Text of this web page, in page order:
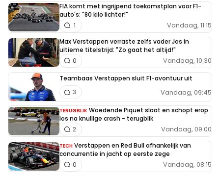
FIA komt met ingrijpend toekomstplan voor F1-
auto's: "80 kilo lichter!"
Vandaag, 11:15
1
Max Verstappen verraste zelfs vader Jos in
ultieme titelstrijd: "Zo gaat het altijd!"
Vandaag, 10:30
0
Teambaas Verstappen sluit F1-avontuur uit
Vandaag, 09:45
3
TERUGBLIK Woedende Piquet slaat en schopt erop
los na knullige crash - terugblik
Vandaag, 09:00
2
TECH Verstappen en Red Bull afhankelijk van
concurrentie in jacht op eerste zege
Vandaag, 08:15
0